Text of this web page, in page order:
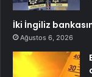
İki İngiliz
Ağustos 6, 2026